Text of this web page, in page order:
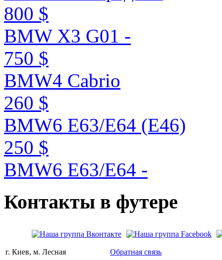
800 $
BMW X3 G01 -
750 $
BMW4 Cabrio
260 $
BMW6 E63/E64 (E46)
250 $
BMW6 E63/E64 -
Контакты в футере
г. Киев, м. Лесная
Обратная связь